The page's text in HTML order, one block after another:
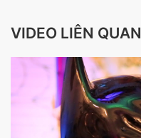
VIDEO LIÊN QUAN